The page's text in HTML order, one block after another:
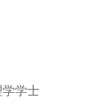
学士